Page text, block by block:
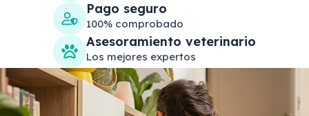
Pago seguro
100% comprobado
Asesoramiento veterinario
Los mejores expertos